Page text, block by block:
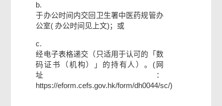
b.
于办公时间内交回卫生署中医药规管办
公室( 办公时间见上文)；或
c.
经电子表格递交（只适用于认可的「数
码证书（机构）」的持有人）。(网
址：
https://eform.cefs.gov.hk/form/dh0044/sc/)